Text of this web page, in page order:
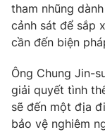
cấp ngày 29/12/
Tổng Biên tập:Vũ
Phó Tổng Biên tập:
Tổng đài VTV:
Ðiện thoại Thời báo
Email:
tham nhũng
cảnh sát để sắp
cần đến biện
Ông Chung Jin-
giải quyết tình
sẽ đến một địa
bảo vệ nghiêm